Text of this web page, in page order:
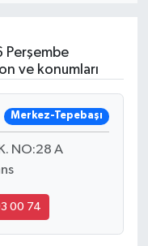
ve konumları
Merkez-Tepebaşı
NO:28 A
00 74